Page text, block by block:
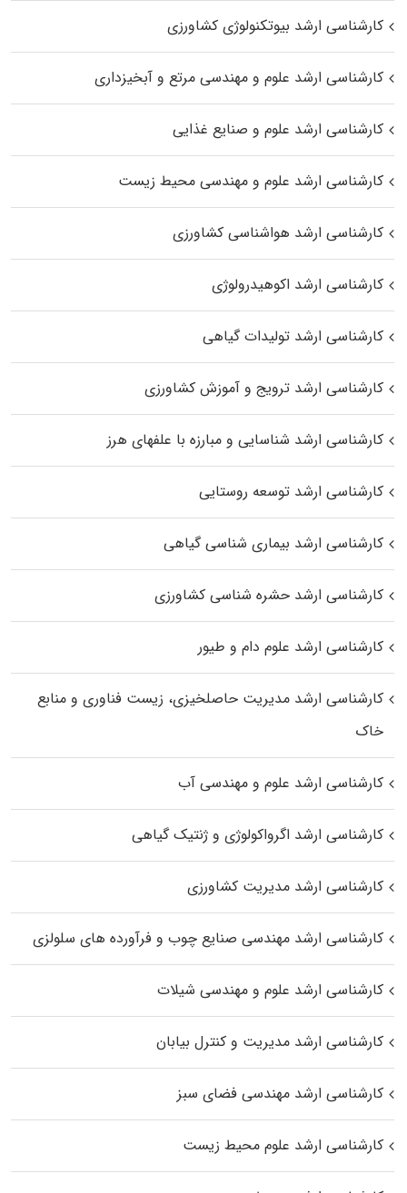
کارشناسی ارشد بیوتکنولوژی کشاورزی
کارشناسی ارشد علوم و مهندسی مرتع و آبخیزداری
کارشناسی ارشد علوم و صنایع غذایی
کارشناسی ارشد علوم و مهندسی محیط زیست
کارشناسی ارشد هواشناسی کشاورزی
کارشناسی ارشد اکوهیدرولوژی
کارشناسی ارشد تولیدات گیاهی
کارشناسی ارشد ترویج و آموزش کشاورزی
کارشناسی ارشد شناسایی و مبارزه با علفهای هرز
کارشناسی ارشد توسعه روستایی
کارشناسی ارشد بیماری‌ شناسی گیاهی
کارشناسی ارشد حشره‌ شناسی کشاورزی
کارشناسی ارشد علوم دام و طیور
کارشناسی ارشد مدیریت حاصلخیزی، زیست فناوری و منابع
خاک
کارشناسی ارشد علوم و مهندسی آب
کارشناسی ارشد اگرواکولوژی و ژنتیک گیاهی
کارشناسی ارشد مدیریت کشاورزی
کارشناسی ارشد مهندسی صنایع چوب و فرآورده‌ های سلولزی
کارشناسی ارشد علوم و مهندسی شیلات
کارشناسی ارشد مدیریت و کنترل بیابان
کارشناسی ارشد مهندسی فضای سبز
کارشناسی ارشد علوم محیط‌ زیست